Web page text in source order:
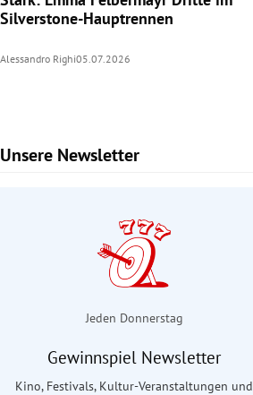
Silverstone-Hauptrennen
Alessandro Righi05.07.2026
Unsere Newsletter
Slide 1 von 7
Jeden Donnerstag
Gewinnspiel Newsletter
Kino, Festivals, Kultur-Veranstaltungen und